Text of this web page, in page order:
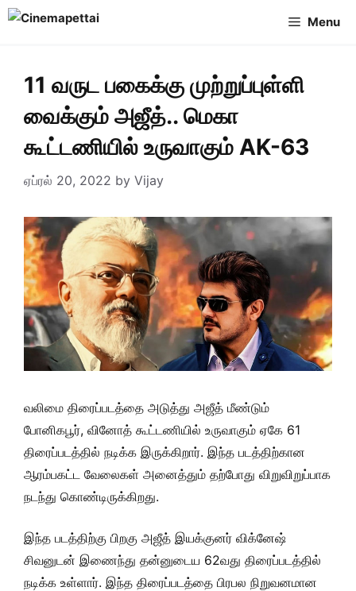
Skip
Menu
11 வருட பகைக்கு முற்றுப்புள்ளி
வைக்கும் அஜீத்.. மெகா
கூட்டணியில் உருவாகும் AK-63
ஏப்ரல் 20, 2022 by Vijay
வலிமை திரைப்படத்தை அடுத்து அஜீத் மீண்டும்
போனிகபூர், வினோத் கூட்டணியில் உருவாகும் ஏகே 61
திரைப்படத்தில் நடிக்க இருக்கிறார். இந்த படத்திற்கான
ஆரம்பகட்ட வேலைகள் அனைத்தும் தற்போது விறுவிறுப்பாக
நடந்து கொண்டிருக்கிறது.
இந்த படத்திற்கு பிறகு அஜீத் இயக்குனர் விக்னேஷ்
சிவனுடன் இணைந்து தன்னுடைய 62வது திரைப்படத்தில்
நடிக்க உள்ளார். இந்த திரைப்படத்தை பிரபல நிறுவனமான